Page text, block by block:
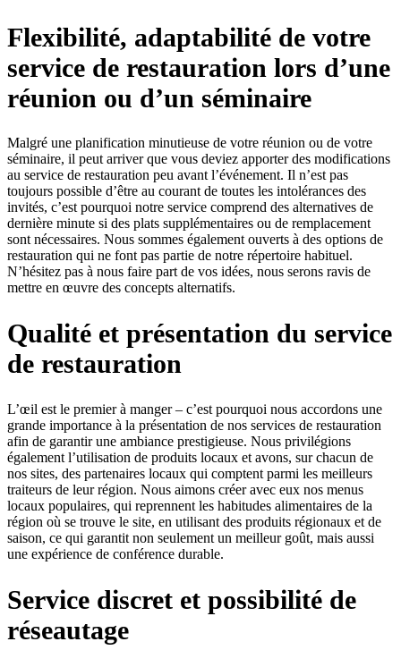
Flexibilité, adaptabilité de votre
service de restauration lors d’une
réunion ou d’un séminaire
Malgré une planification minutieuse de votre réunion ou de votre
séminaire, il peut arriver que vous deviez apporter des modifications
au service de restauration peu avant l’événement. Il n’est pas
toujours possible d’être au courant de toutes les intolérances des
invités, c’est pourquoi notre service comprend des alternatives de
dernière minute si des plats supplémentaires ou de remplacement
sont nécessaires. Nous sommes également ouverts à des options de
restauration qui ne font pas partie de notre répertoire habituel.
N’hésitez pas à nous faire part de vos idées, nous serons ravis de
mettre en œuvre des concepts alternatifs.
Qualité et présentation du service
de restauration
L’œil est le premier à manger – c’est pourquoi nous accordons une
grande importance à la présentation de nos services de restauration
afin de garantir une ambiance prestigieuse. Nous privilégions
également l’utilisation de produits locaux et avons, sur chacun de
nos sites, des partenaires locaux qui comptent parmi les meilleurs
traiteurs de leur région. Nous aimons créer avec eux nos menus
locaux populaires, qui reprennent les habitudes alimentaires de la
région où se trouve le site, en utilisant des produits régionaux et de
saison, ce qui garantit non seulement un meilleur goût, mais aussi
une expérience de conférence durable.
Service discret et possibilité de
réseautage